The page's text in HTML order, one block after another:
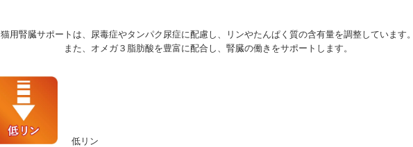
猫用腎臓サポートは、尿毒症やタンパク尿症に配慮し、リンやたんぱく質の含有量を調整しています。
また、オメガ３脂肪酸を豊富に配合し、腎臓の働きをサポートします。
低リン